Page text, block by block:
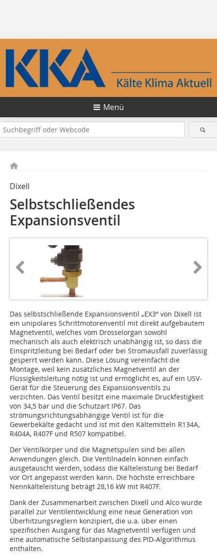
Menü
Dixell
Selbstschließendes
Expansionsventil
Das selbstschließende Expansionsventil „EX3“ von Dixell ist
ein unipolares Schrittmotorenventil mit direkt aufgebautem
Magnetventil, welches vom Drosselorgan sowohl
mechanisch als auch elektrisch unabhängig ist, so dass die
Einspritzleitung bei Bedarf oder bei Stromausfall zuverlässig
gesperrt werden kann. Diese Lösung vereinfacht die
Montage, weil kein zusätzliches Magnetventil an der
Flüssigkeitsleitung nötig ist und ermöglicht es, auf ein USV-
Gerät für die Steuerung des Expansionsventils zu
verzichten. Das Ventil besitzt eine maximale Druckfestigkeit
von 34,5 bar und die Schutzart IP67. Das
strömungsrichtungsabhängige Ventil ist für die
Gewerbekälte gedacht und ist mit den Kältemitteln R134A,
R404A, R407F und R507 kompatibel.
Der Ventilkörper und die Magnetspulen sind bei allen
Anwendungen gleich. Die Ventilnadeln können einfach
ausgetauscht werden, sodass die Kälteleistung bei Bedarf
vor Ort angepasst werden kann. Die höchste erreichbare
Nennkälteleistung beträgt 28,16 kW mit R407F.
Dank der Zusammenarbeit zwischen Dixell und Alco wurde
parallel zur Ventilentwicklung eine neue Generation von
Überhitzungsreglern konzipiert, die u.a. über einen
spezifischen Ausgang für das Magnetventil verfügen und
eine automatische Selbstanpassung des PID-Algorithmus
enthalten.